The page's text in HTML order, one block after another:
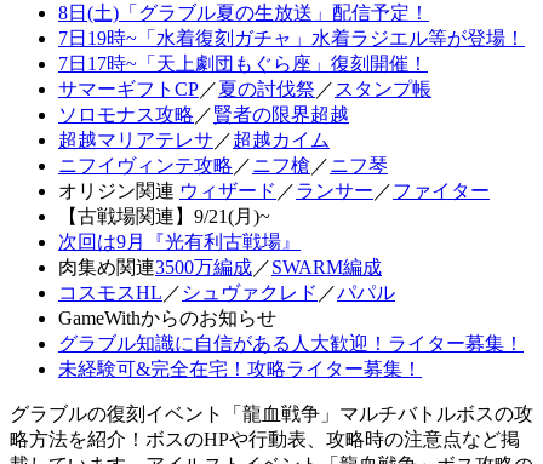
8日(土)「グラブル夏の生放送」配信予定！
7日19時~「水着復刻ガチャ」水着ラジエル等が登場！
7日17時~「天上劇団もぐら座」復刻開催！
サマーギフトCP／夏の討伐祭 ／ スタンプ帳
ソロモナス攻略 ／賢者の限界超越
超越マリアテレサ ／超越カイム
ニフイヴィンテ攻略 ／ニフ槍 ／ニフ琴
オリジン関連 ウィザード ／ランサー ／ファイター
【古戦場関連】9/21(月)~
次回は9月『光有利古戦場』
肉集め関連3500万編成／SWARM編成
コスモスHL ／ シュヴァクレド ／パパル
GameWithからのお知らせ
グラブル知識に自信がある人大歓迎！ライター募集！
未経験可&完全在宅！攻略ライター募集！
グラブルの復刻イベント「龍血戦争」マルチバトルボスの攻
略方法を紹介！ボスのHPや行動表、攻略時の注意点など掲